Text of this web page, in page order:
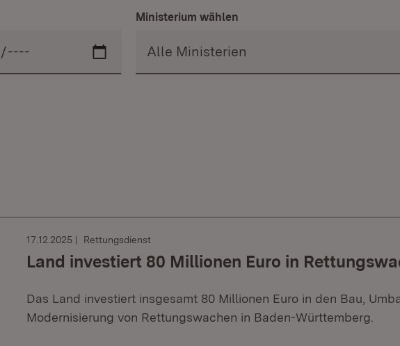
Ministerium wählen
17.12.2025 Rettungsdienst
Land investiert 80 Millionen Euro in
Das Land investiert insgesamt 80 Millionen Euro in den Bau,
Modernisierung von Rettungswachen in Baden-Württemberg.